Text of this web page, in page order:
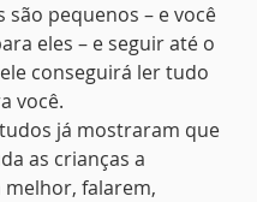
são pequenos – e você
eles – e seguir até o
conseguirá ler tudo
você.
já mostraram que
as crianças a
falarem,